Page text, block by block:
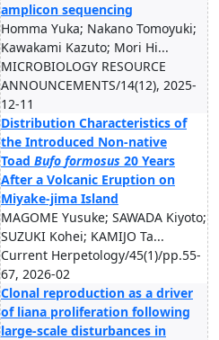
amplicon sequencing
Homma Yuka; Nakano Tomoyuki;
Kawakami Kazuto; Mori Hi...
MICROBIOLOGY RESOURCE
ANNOUNCEMENTS/14(12), 2025-
12-11
Distribution Characteristics of
the Introduced Non-native
Toad Bufo formosus 20 Years
After a Volcanic Eruption on
Miyake-jima Island
MAGOME Yusuke; SAWADA Kiyoto;
SUZUKI Kohei; KAMIJO Ta...
Current Herpetology/45(1)/pp.55-
67, 2026-02
Clonal reproduction as a driver
of liana proliferation following
large-scale disturbances in